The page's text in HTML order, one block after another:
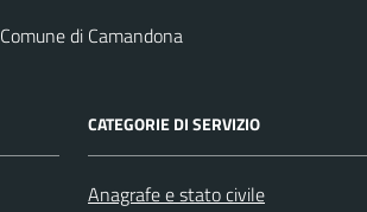
Comune di Camandona
CATEGORIE DI SERVIZIO
Anagrafe e stato civile